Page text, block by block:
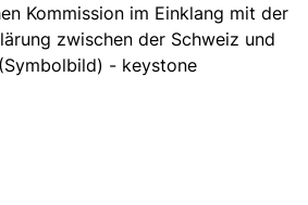
Kommission im Einklang mit der
zwischen der Schweiz und
- keystone